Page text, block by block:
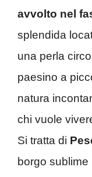
avvolto nel
splendida
una perla
paesino a
natura
chi vuole
Si tratta di
borgo sublime